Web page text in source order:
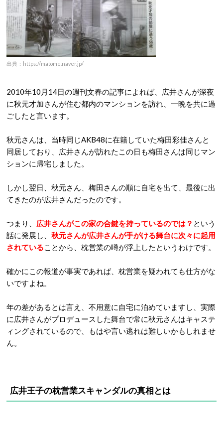
出典：https://matome.naver.jp/
2010年10 月 14日の週刊文春の記事によれば、広井さんが深夜
に秋元才加さんが住む都内のマンションを訪れ、一晩を共に過
ごしたと言います。
秋元さんは、当時同じAKB48に在籍していた梅田彩佳さんと
同居しており、広井さんが訪れたこの日も梅田さんは同じマン
ションに帰宅しました。
しかし翌日、秋元さん、梅田さんの順に自宅を出て、最後に出
てきたのが広井さんだったのです。
つまり、 広井さんがこの家の合鍵を持っているのでは？ という
話に発展し、 秋元さんが広井さんが手がける舞台に次々に起用
されていることから、枕営業の噂が浮上したというわけです。
確かにこの報道が事実であれば、枕営業を疑われても仕方がな
いですよね。
年の差があるとは言え、不用意に自宅に泊めていますし、実際
に広井さんがプロデュースした舞台で常に秋元さんはキャステ
ィングされているので、もはや言い逃れは難しいかもしれませ
ん。
広井王子の枕営業スキャンダルの真相とは